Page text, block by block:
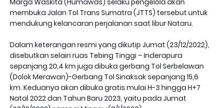
Marga Waskita (Humawas) selaku pengelola akan
membuka Jalan Tol Trans Sumatra (JTTS) tersebut untuk
mendukung kelancaran perjalanan saat libur Nataru.
Dalam keterangan resmi yang dikutip Jumat (23/12/2022),
disebutkan selain ruas Tebing Tinggi – Inderapura
sepanjang 20,4 km juga dibuka gerbang Tol Serbelawan
(Dolok Merawan)-Gerbang Tol Sinaksak sepanjang 15,6
km. Keduanya akan dibuka gratis mulai H-3 hingga H+7
Natal 2022 dan Tahun Baru 2023, yaitu pada Jumat